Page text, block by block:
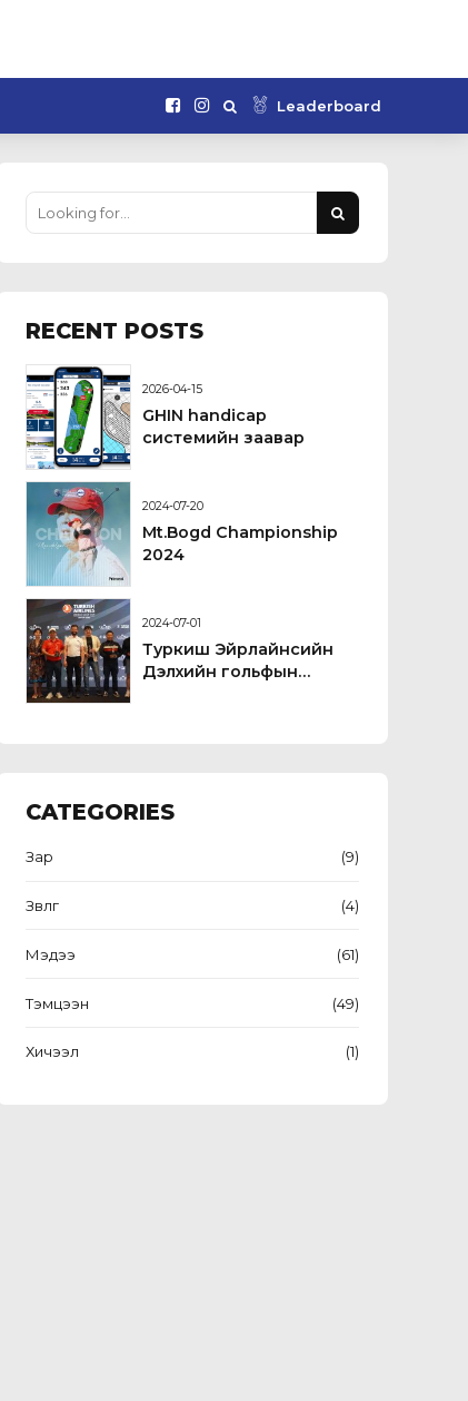
Leaderboard
RECENT POSTS
2026-04-15
GHIN handicap
системийн заавар
2024-07-20
Mt.Bogd Championship
2024
2024-07-01
Туркиш Эйрлайнсийн
Дэлхийн гольфын
CATEGORIES
Зар (9)
Зөвлөгөө (4)
Мэдээ (61)
Тэмцээн (49)
Хичээл (1)